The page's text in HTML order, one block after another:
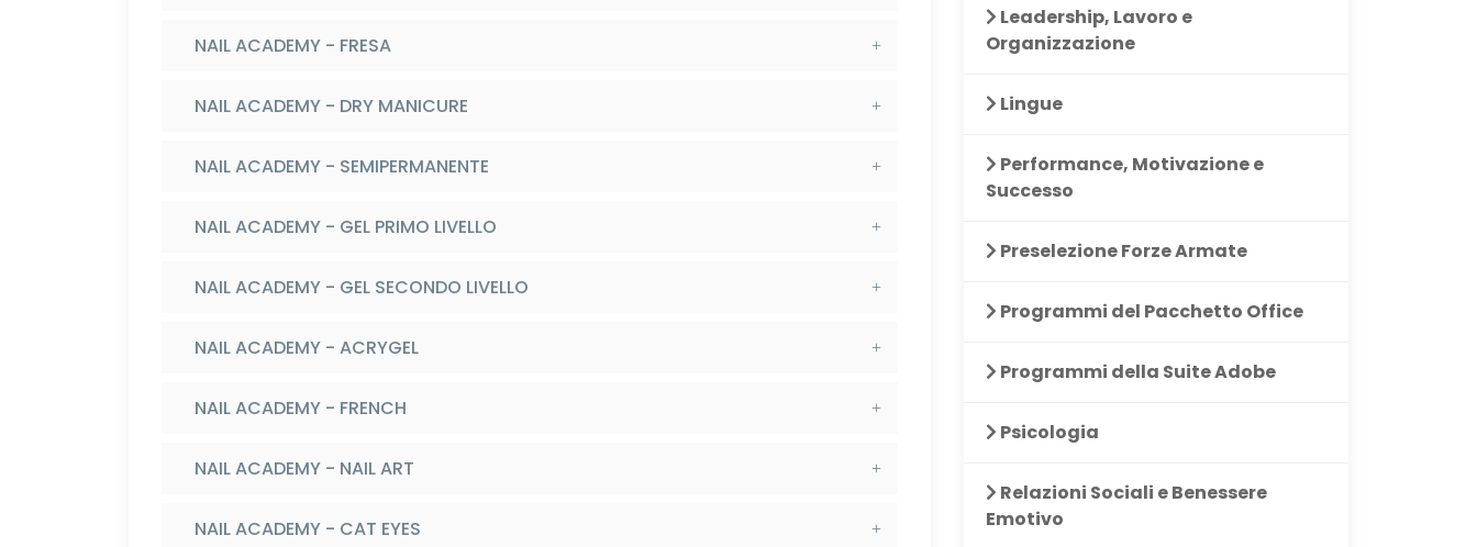
NAIL ACADEMY - FRESA
NAIL ACADEMY - DRY MANICURE
NAIL ACADEMY - SEMIPERMANENTE
NAIL ACADEMY - GEL PRIMO LIVELLO
NAIL ACADEMY - GEL SECONDO LIVELLO
NAIL ACADEMY - ACRYGEL
NAIL ACADEMY - FRENCH
NAIL ACADEMY - NAIL ART
NAIL ACADEMY - CAT EYES
Leadership, Lavoro e
Organizzazione
Lingue
Performance, Motivazione e
Successo
Preselezione Forze Armate
Programmi del Pacchetto Office
Programmi della Suite Adobe
Psicologia
Relazioni Sociali e Benessere
Emotivo